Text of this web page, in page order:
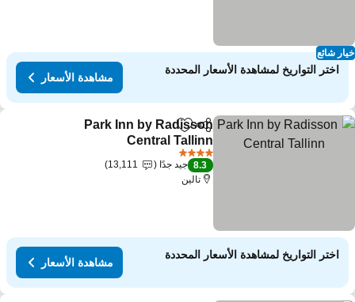
شائع
اختر التواريخ لمشاهدة الأسعار المحددة
مشاهدة الأسعار
مشاركةAdd to favorites
Park Inn by Radisson
Central Tallinn
8.3 جيد جدًا
13,111
تالين
اختر التواريخ لمشاهدة الأسعار المحددة
مشاهدة الأسعار